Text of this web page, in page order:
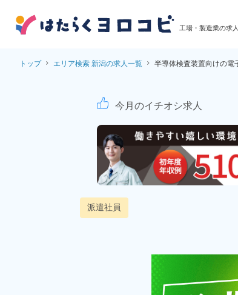
工場・製造業の求
トップ エリア検索 新潟の求人一覧 半導体検査装置向けの電
半導体検査装置
今月のイチオシ求人
派遣社員